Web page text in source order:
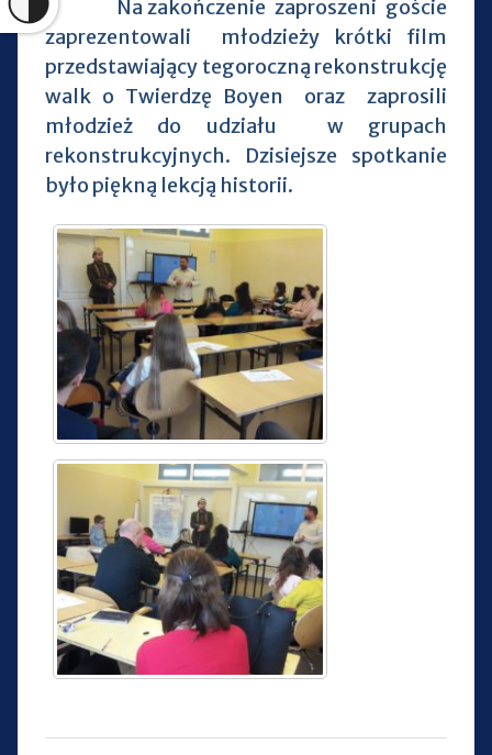
Na zakończenie zaproszeni goście
zaprezentowali młodzieży krótki film
przedstawiający tegoroczną rekonstrukcję
walk o Twierdzę Boyen oraz zaprosili
młodzież do udziału w grupach
rekonstrukcyjnych. Dzisiejsze spotkanie
było piękną lekcją historii.